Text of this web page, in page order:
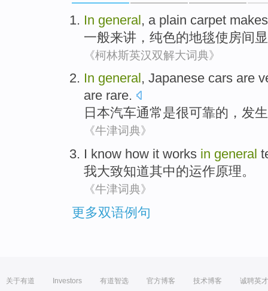
In general, a plain carpet makes
一般来讲， 纯色的地毯使房间
《柯林斯英汉双解大词典》
In general , Japanese cars are
are rare.
日本汽车通常是很可靠的， 发
《牛津词典》
I know how it works in general
我大致知道其中的运作原理。
《牛津词典》
更多双语例句
关于有道 Investors 有道智选 官方博客 技术博客 诚聘英才